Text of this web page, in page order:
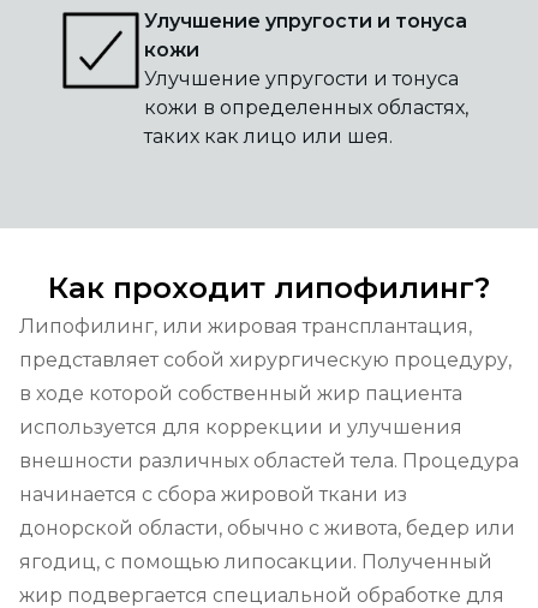
Улучшение упругости и тонуса
кожи
Улучшение упругости и тонуса
кожи в определенных областях,
таких как лицо или шея.
Как проходит липофилинг?
Липофилинг, или жировая трансплантация,
представляет собой хирургическую процедуру,
в ходе которой собственный жир пациента
используется для коррекции и улучшения
внешности различных областей тела. Процедура
начинается с сбора жировой ткани из
донорской области, обычно с живота, бедер или
ягодиц, с помощью липосакции. Полученный
жир подвергается специальной обработке для